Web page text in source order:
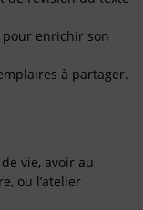
enrichir son
à partager.
vie, avoir au
ou l’atelier